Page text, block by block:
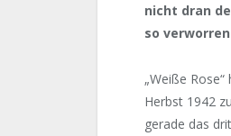
nicht dran
so
„Weiße
Herbst 1942
gerade das